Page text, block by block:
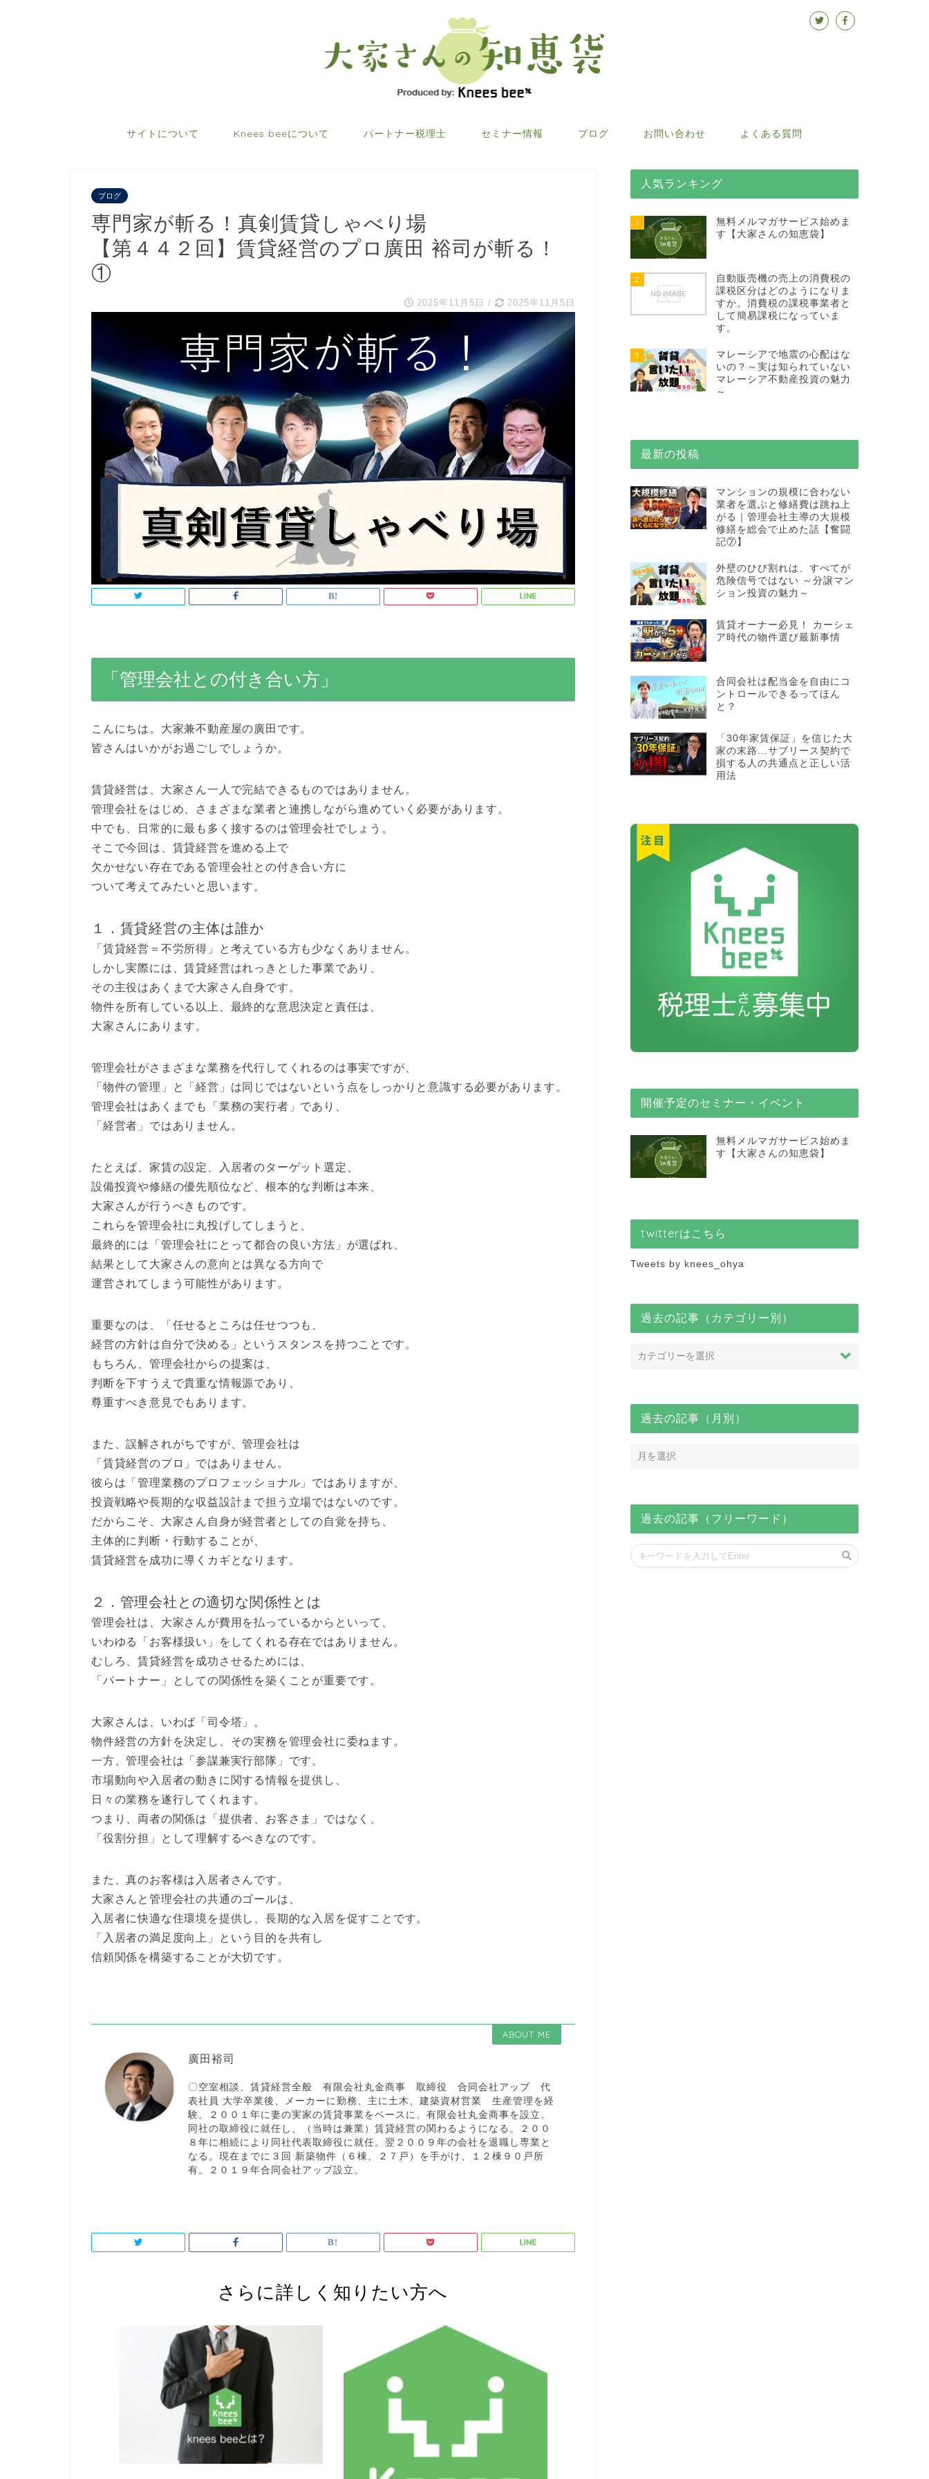
サイトについて Knees beeについて パートナー税理士 セミナー情報 ブログ お問い合わせ よくある質問
ブログ
専門家が斬る！真剣賃貸しゃべり場
【第４４２回】賃貸経営のプロ廣田 裕司が斬る！
①
2025年11月5日 / 2025年11月5日
「管理会社との付き合い方」
こんにちは。大家兼不動産屋の廣田です。
皆さんはいかがお過ごしでしょうか。
賃貸経営は、大家さん一人で完結できるものではありません。
管理会社をはじめ、さまざまな業者と連携しながら進めていく必要があります。
中でも、日常的に最も多く接するのは管理会社でしょう。
そこで今回は、賃貸経営を進める上で
欠かせない存在である管理会社との付き合い方に
ついて考えてみたいと思います。
１．賃貸経営の主体は誰か
「賃貸経営＝不労所得」と考えている方も少なくありません。
しかし実際には、賃貸経営はれっきとした事業であり、
その主役はあくまで大家さん自身です。
物件を所有している以上、最終的な意思決定と責任は、
大家さんにあります。
管理会社がさまざまな業務を代行してくれるのは事実ですが、
「物件の管理」と「経営」は同じではないという点をしっかりと意識する必要があります。
管理会社はあくまでも「業務の実行者」であり、
「経営者」ではありません。
たとえば、家賃の設定、入居者のターゲット選定、
設備投資や修繕の優先順位など、根本的な判断は本来、
大家さんが行うべきものです。
これらを管理会社に丸投げしてしまうと、
最終的には「管理会社にとって都合の良い方法」が選ばれ、
結果として大家さんの意向とは異なる方向で
運営されてしまう可能性があります。
重要なのは、「任せるところは任せつつも、
経営の方針は自分で決める」というスタンスを持つことです。
もちろん、管理会社からの提案は、
判断を下すうえで貴重な情報源であり、
尊重すべき意見でもあります。
また、誤解されがちですが、管理会社は
「賃貸経営のプロ」ではありません。
彼らは「管理業務のプロフェッショナル」ではありますが、
投資戦略や長期的な収益設計まで担う立場ではないのです。
だからこそ、大家さん自身が経営者としての自覚を持ち、
主体的に判断・行動することが、
賃貸経営を成功に導くカギとなります。
２．管理会社との適切な関係性とは
管理会社は、大家さんが費用を払っているからといって、
いわゆる「お客様扱い」をしてくれる存在ではありません。
むしろ、賃貸経営を成功させるためには、
「パートナー」としての関係性を築くことが重要です。
大家さんは、いわば「司令塔」。
物件経営の方針を決定し、その実務を管理会社に委ねます。
一方、管理会社は「参謀兼実行部隊」です。
市場動向や入居者の動きに関する情報を提供し、
日々の業務を遂行してくれます。
つまり、両者の関係は「提供者、お客さま」ではなく、
「役割分担」として理解するべきなのです。
また、真のお客様は入居者さんです。
大家さんと管理会社の共通のゴールは、
入居者に快適な住環境を提供し、長期的な入居を促すことです。
「入居者の満足度向上」という目的を共有し
信頼関係を構築することが大切です。
ABOUT ME
廣田裕司
〇空室相談、賃貸経営全般 有限会社丸金商事 取締役 合同会社アップ 代
表社員 大学卒業後、メーカーに勤務、主に土木、建築資材営業 生産管理を経
験。２００１年に妻の実家の賃貸事業をベースに、有限会社丸金商事を設立。
同社の取締役に就任し、（当時は兼業）賃貸経営の関わるようになる。２００
８年に相続により同社代表取締役に就任。翌２００９年の会社を退職し専業と
なる。現在までに３回 新築物件（６棟、２７戸）を手がけ、１２棟９０戸所
有。２０１９年合同会社アップ設立。
さらに詳しく知りたい方へ
人気ランキング
1
無料メルマガサービス始めま
す【大家さんの知恵袋】
2
自動販売機の売上の消費税の
課税区分はどのようになりま
すか。消費税の課税事業者と
して簡易課税になっていま
す。
3
マレーシアで地震の心配はな
いの？～実は知られていない
マレーシア不動産投資の魅力
～
最新の投稿
マンションの規模に合わない
業者を選ぶと修繕費は跳ね上
がる｜管理会社主導の大規模
修繕を総会で止めた話【奮闘
記⑦】
外壁のひび割れは、すべてが
危険信号ではない ～分譲マン
ション投資の魅力～
賃貸オーナー必見！ カーシェ
ア時代の物件選び最新事情
合同会社は配当金を自由にコ
ントロールできるってほん
と？
「30年家賃保証」を信じた大
家の末路…サブリース契約で
損する人の共通点と正しい活
用法
開催予定のセミナー・イベント
無料メルマガサービス始めま
す【大家さんの知恵袋】
twitterはこちら
Tweets by knees_ohya
過去の記事（カテゴリー別）
過去の記事（月別）
過去の記事（フリーワード）